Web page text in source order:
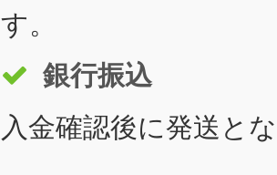
す。
銀行振込
入金確認後に発送と